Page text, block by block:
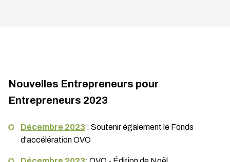
Nouvelles Entrepreneurs pour
Entrepreneurs 2023
Décembre 2023 : Soutenir également le Fonds
d'accélération OVO